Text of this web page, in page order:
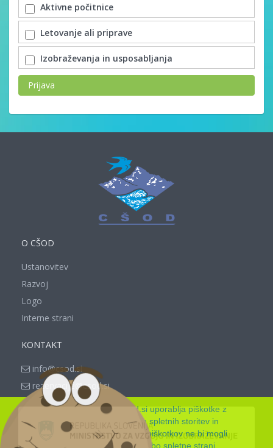
Aktivne počitnice
Letovanje ali priprave
Izobraževanja in usposabljanja
Prijava
O CŠOD
Ustanovitev
Razvoj
Logo
Interne strani
KONTAKT
info@csod.si
rezervacije@csod.si
Spletna stran www.csod.si uporablja piškotke z
namenom zagotavljanja spletnih storitev in
funkcionalnosti, ki jih brez piškotkov ne bi mogli
nuditi. Z nadaljnjo uporabo spletne strani